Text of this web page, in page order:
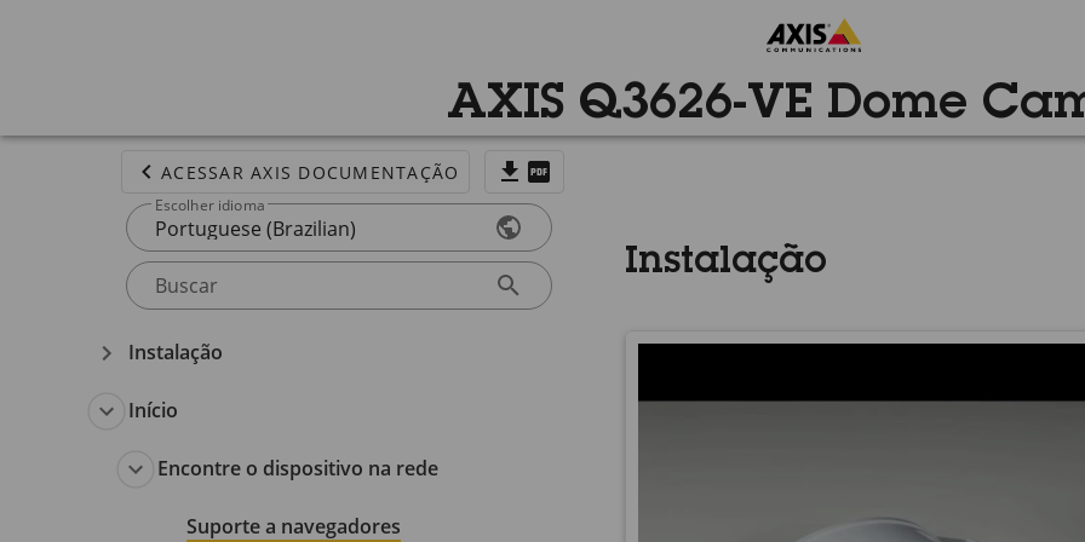
AXIS Q3626-VE Dome
ACESSAR AXIS DOCUMENTAÇÃO
Escolher idioma
Portuguese (Brazilian)
Buscar
Instalação
Início
Encontre o dispositivo na rede
Suporte a navegadores
Instalação